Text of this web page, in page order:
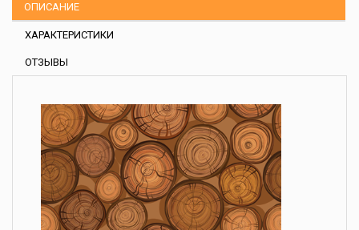
ОПИСАНИЕ
ХАРАКТЕРИСТИКИ
ОТЗЫВЫ